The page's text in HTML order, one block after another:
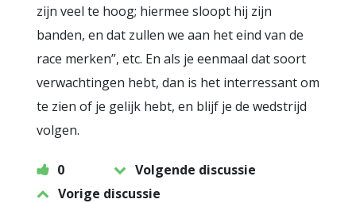
zijn veel te hoog; hiermee sloopt hij zijn
banden, en dat zullen we aan het eind van de
race merken”, etc. En als je eenmaal dat soort
verwachtingen hebt, dan is het interressant om
te zien of je gelijk hebt, en blijf je de wedstrijd
volgen.
0
Volgende discussie
Vorige discussie